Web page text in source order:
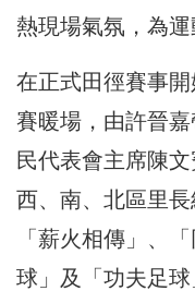
熱現場氣氛，為運
在正式田徑賽事
賽暖場，由許晉
民代表會主席陳
西、南、北區里
「薪火相傳」、
球」及「功夫足